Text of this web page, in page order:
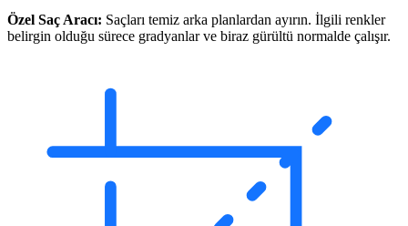
Özel Saç Aracı: Saçları temiz arka planlardan ayırın. İlgili renkler
belirgin olduğu sürece gradyanlar ve biraz gürültü normalde çalışır.